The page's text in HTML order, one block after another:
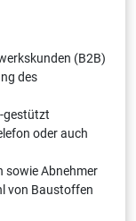
(B2B)
des
gestützt
oder auch
sowie Abnehmer
von Baustoffen